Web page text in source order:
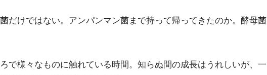
だけではない。アンパンマン菌まで持って帰ってきたのか。酵母菌
で様々なものに触れている時間。知らぬ間の成長はうれしいが、一